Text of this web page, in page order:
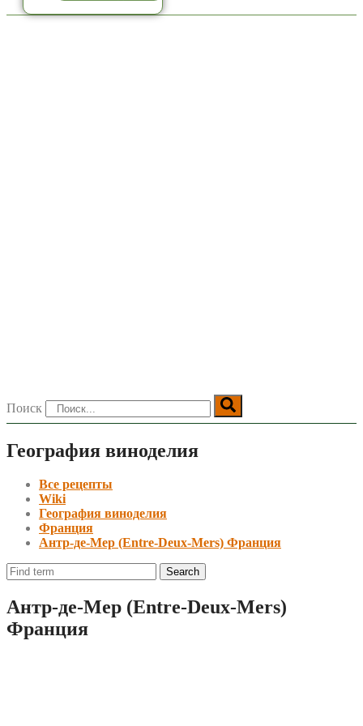
Поиск
География виноделия
Все рецепты
Wiki
География виноделия
Франция
Антр-де-Мер (Entre-Deux-Mers) Франция
Антр-де-Мер (Entre-Deux-Mers)
Франция